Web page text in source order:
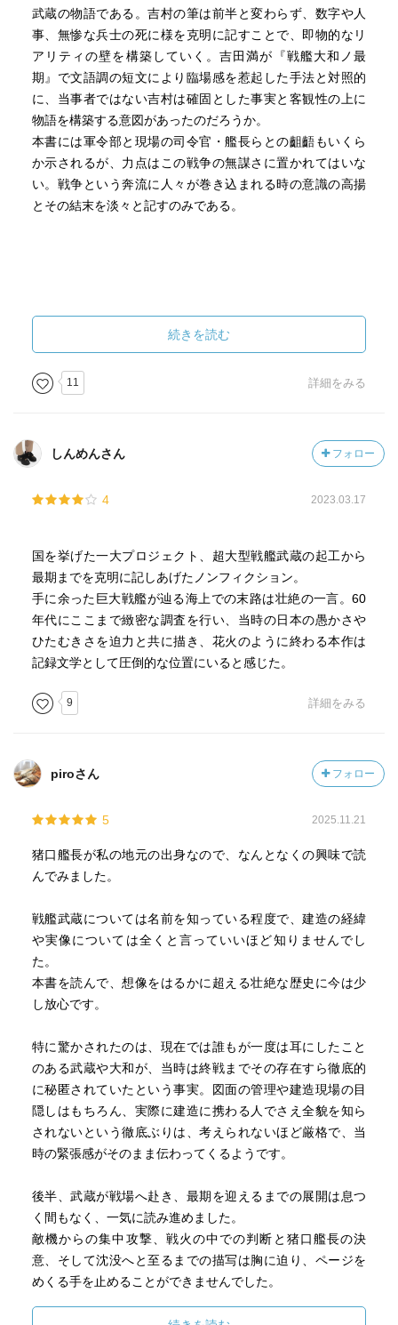
武蔵の物語である。吉村の筆は前半と変わらず、数字や人
事、無惨な兵士の死に様を克明に記すことで、即物的なリ
アリティの壁を構築していく。吉田満が『戦艦大和ノ最
期』で文語調の短文により臨場感を惹起した手法と対照的
に、当事者ではない吉村は確固とした事実と客観性の上に
物語を構築する意図があったのだろうか。
本書には軍令部と現場の司令官・艦長らとの齟齬もいくら
か示されるが、力点はこの戦争の無謀さに置かれてはいな
い。戦争という奔流に人々が巻き込まれる時の意識の高揚
とその結末を淡々と記すのみである。
続きを読む
11 詳細をみる
しんめんさん フォロー
4 2023.03.17
国を挙げた一大プロジェクト、超大型戦艦武蔵の起工から
最期までを克明に記しあげたノンフィクション。
手に余った巨大戦艦が辿る海上での末路は壮絶の一言。60
年代にここまで緻密な調査を行い、当時の日本の愚かさや
ひたむきさを迫力と共に描き、花火のように終わる本作は
記録文学として圧倒的な位置にいると感じた。
9 詳細をみる
piroさん フォロー
5 2025.11.21
猪口艦長が私の地元の出身なので、なんとなくの興味で読
んでみました。
戦艦武蔵については名前を知っている程度で、建造の経緯
や実像については全くと言っていいほど知りませんでし
た。
本書を読んで、想像をはるかに超える壮絶な歴史に今は少
し放心です。
特に驚かされたのは、現在では誰もが一度は耳にしたこと
のある武蔵や大和が、当時は終戦までその存在すら徹底的
に秘匿されていたという事実。図面の管理や建造現場の目
隠しはもちろん、実際に建造に携わる人でさえ全貌を知ら
されないという徹底ぶりは、考えられないほど厳格で、当
時の緊張感がそのまま伝わってくるようです。
後半、武蔵が戦場へ赴き、最期を迎えるまでの展開は息つ
く間もなく、一気に読み進めました。
敵機からの集中攻撃、戦火の中での判断と猪口艦長の決
意、そして沈没へと至るまでの描写は胸に迫り、ページを
めくる手を止めることができませんでした。